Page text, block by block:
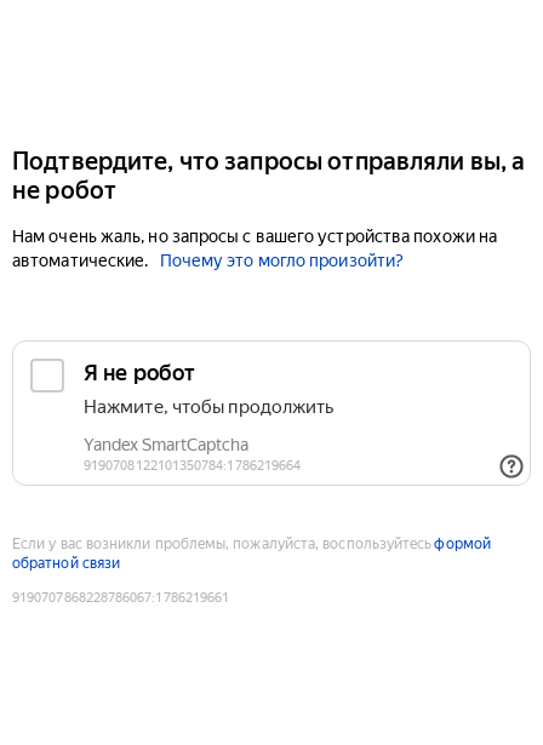
Подтвердите, что запросы отправляли вы, а
не робот
Нам очень жаль, но запросы с вашего устройства похожи на
автоматические.
Почему это могло произойти?
Если у вас возникли проблемы, пожалуйста, воспользуйтесьформой
обратной связи
9190707868228786067:1786219661